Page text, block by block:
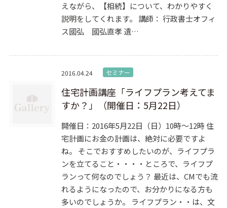
えながら、【相続】について、わかりやすく
説明をしてくれます。 講師： 行政書士オフィ
ス國弘 國弘直孝 遺…
2016.04.24 セミナー
住宅計画講座「ライフプラン考えてま
すか？」（開催日：5月22日）
開催日：2016年5月22日（日）10時～12時 住
宅計画にお金の計画は、絶対に必要ですよ
ね。 そこでおすすめしたいのが、ライフプラ
ンを立てること・・・・ところで、ライフプ
ランって何なのでしょう？ 最近は、CMでも流
れるようになったので、お分かりになる方も
多いのでしょうか。 ライフプラン・・は、文